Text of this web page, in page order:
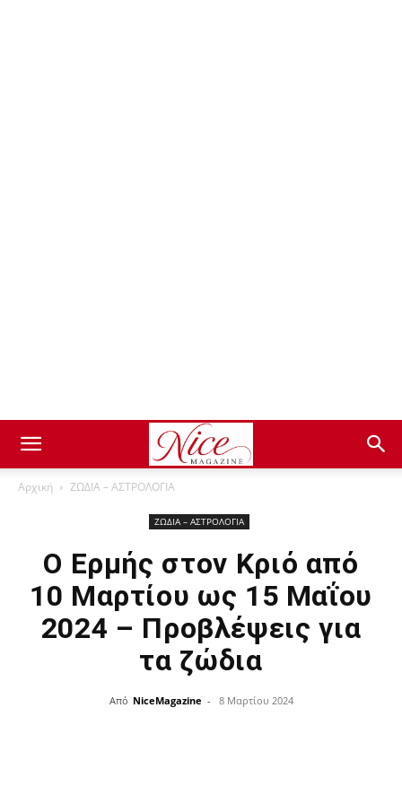
Αρχική ΖΩΔΙΑ – ΑΣΤΡΟΛΟΓΙΑ
ΖΩΔΙΑ – ΑΣΤΡΟΛΟΓΙΑ
Ο Ερμής στον Κριό από
10 Μαρτίου ως 15 Μαΐου
2024 – Προβλέψεις για
τα ζώδια
Από NiceMagazine - 8 Μαρτίου 2024